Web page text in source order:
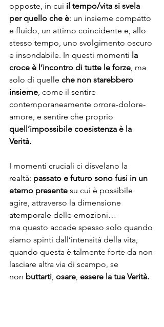
opposte, in cui il tempo/vita si svela
per quello che è: un insieme compatto
e fluido, un attimo coincidente e, allo
stesso tempo, uno svolgimento oscuro
e insondabile. In questi momenti la
croce è l’incontro di tutte le forze , ma
solo di quelle che non starebbero
insieme , come il sentire
contemporaneamente orrore-dolore-
amore, e sentire che proprio
quell’impossibile coesistenza è la
Verità.
I momenti cruciali ci disvelano la
realtà: passato e futuro sono fusi in un
eterno presente su cui è possibile
agire, attraverso la dimensione
atemporale delle emozioni…
ma questo accade spesso solo quando
siamo spinti dall’intensità della vita,
quando questa è talmente forte da non
lasciare altra via di scampo, se
non buttarti osare essere la tua Verità.